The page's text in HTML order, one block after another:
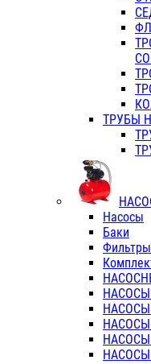
ТРУБЫ
Насосы
Баки
Фильтры